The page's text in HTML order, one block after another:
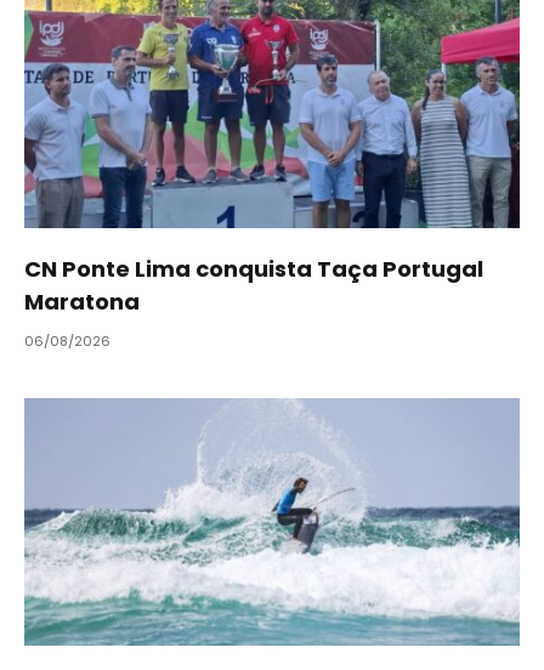
CN Ponte Lima conquista Taça Portugal
Maratona
06/08/2026